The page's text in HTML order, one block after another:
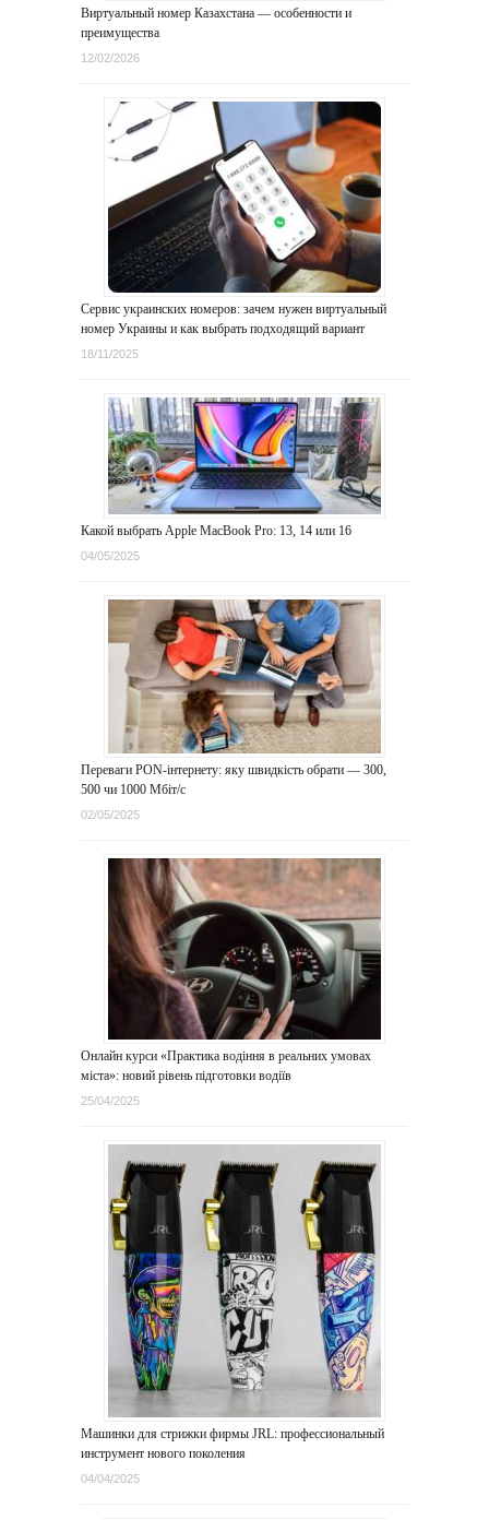
Виртуальный номер Казахстана — особенности и
преимущества
12/02/2026
Сервис украинских номеров: зачем нужен виртуальный
номер Украины и как выбрать подходящий вариант
18/11/2025
Какой выбрать Apple MacBook Pro: 13, 14 или 16
04/05/2025
Переваги PON-інтернету: яку швидкість обрати — 300,
500 чи 1000 Мбіт/с
02/05/2025
Онлайн курси «Практика водіння в реальних умовах
міста»: новий рівень підготовки водіїв
25/04/2025
Машинки для стрижки фирмы JRL: профессиональный
инструмент нового поколения
04/04/2025